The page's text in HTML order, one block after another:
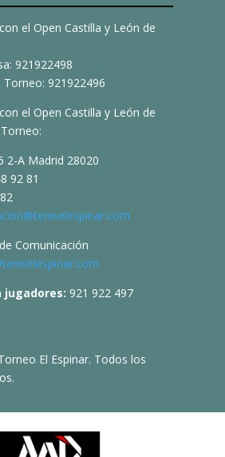
el Open Castilla y León de
921922498
921922496
el Open Castilla y León de
2-A Madrid 28020
92 81
Comunicación
jugadores: 921 922 497
El Espinar. Todos los